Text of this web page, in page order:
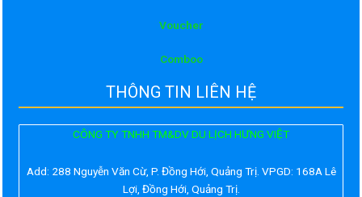
Voucher
Comboo
THÔNG TIN LIÊN HỆ
CÔNG TY TNHH TM&DV DU LỊCH HƯNG VIỆT
Add: 288 Nguyễn Văn Cừ, P. Đồng Hới, Quảng Trị. VPGD: 168A Lê
Lợi, Đồng Hới, Quảng Trị.